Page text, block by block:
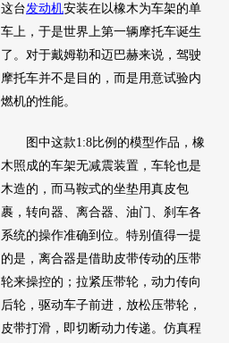
这台发动机安装在以橡木为车架的单
车上，于是世界上第一辆摩托车诞生
了。对于戴姆勒和迈巴赫来说，驾驶
摩托车并不是目的，而是用意试验内
燃机的性能。
图中这款1:8比例的模型作品，橡
木照成的车架无减震装置，车轮也是
木造的，而马鞍式的坐垫用真皮包
裹，转向器、离合器、油门、刹车各
系统的操作准确到位。特别值得一提
的是，离合器是借助皮带传动的压带
轮来操控的；拉紧压带轮，动力传向
后轮，驱动车子前进，放松压带轮，
皮带打滑，即切断动力传递。仿真程